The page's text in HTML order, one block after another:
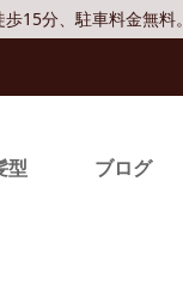
15分、駐車料金無料。
型 ブログ